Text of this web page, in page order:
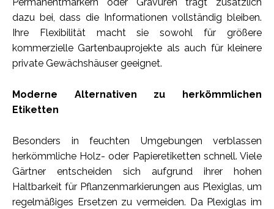
dazu bei, dass die Informationen vollständig bleiben.
Ihre Flexibilität macht sie sowohl für größere
kommerzielle Gartenbauprojekte als auch für kleinere
private Gewächshäuser geeignet.
Moderne Alternativen zu herkömmlichen
Etiketten
Besonders in feuchten Umgebungen verblassen
herkömmliche Holz- oder Papieretiketten schnell. Viele
Gärtner entscheiden sich aufgrund ihrer hohen
Haltbarkeit für Pflanzenmarkierungen aus Plexiglas, um
regelmäßiges Ersetzen zu vermeiden. Da Plexiglas im